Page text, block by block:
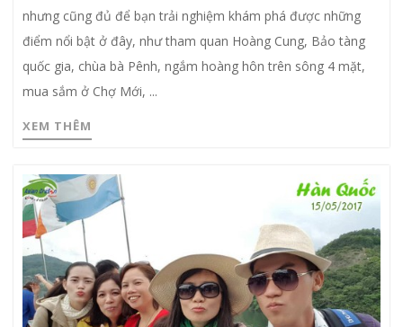
nhưng cũng đủ để bạn trải nghiệm khám phá được những
điểm nổi bật ở đây, như tham quan Hoàng Cung, Bảo tàng
quốc gia, chùa bà Pênh, ngắm hoàng hôn trên sông 4 mặt,
mua sắm ở Chợ Mới, ...
XEM THÊM